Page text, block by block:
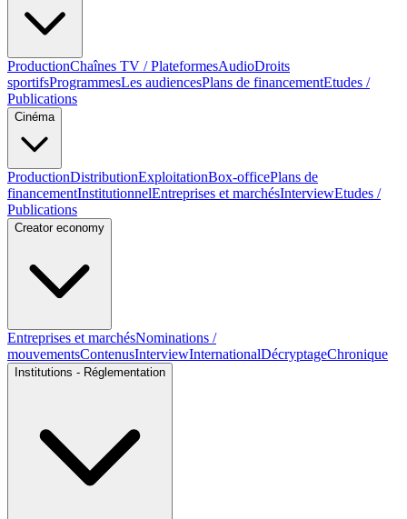
ProductionChaînes TV / PlateformesAudioDroits
sportifsProgrammesLes audiencesPlans de financementEtudes /
Publications
Cinéma
ProductionDistributionExploitationBox-officePlans de
financementInstitutionnelEntreprises et marchésInterviewEtudes /
Publications
Creator economy
Entreprises et marchésNominations /
mouvementsContenusInterviewInternationalDécryptageChronique
Institutions - Réglementation